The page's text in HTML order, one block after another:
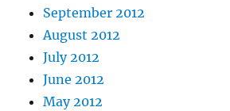
September 2012
August 2012
July 2012
June 2012
May 2012